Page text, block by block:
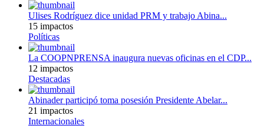
Ulises Rodríguez dice unidad PRM y trabajo Abina...
15 impactos
Políticas
La COOPNPRENSA inaugura nuevas oficinas en el CDP...
12 impactos
Destacadas
Abinader participó toma posesión Presidente Abelar...
21 impactos
Internacionales